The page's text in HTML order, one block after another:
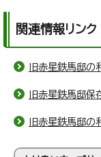
関連情報リンク
旧赤星鉄馬邸の
旧赤星鉄馬邸
旧赤星鉄馬邸